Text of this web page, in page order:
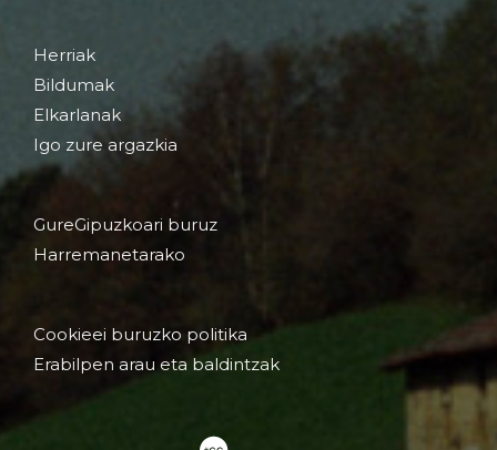
Herriak
Bildumak
Elkarlanak
Igo zure argazkia
GureGipuzkoari buruz
Harremanetarako
Cookieei buruzko politika
Erabilpen arau eta baldintzak